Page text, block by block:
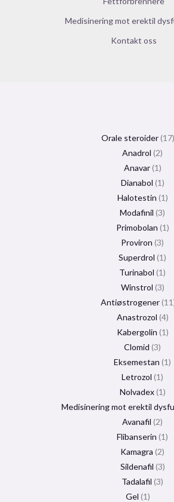
Medisinering mot erektil
Kontakt oss
Orale steroider 17
Anadrol 2
Anavar 1
Dianabol 1
Halotestin 1
Modafinil 3
Primobolan 1
Proviron 3
Superdrol 1
Turinabol 1
Winstrol 3
Antiøstrogener 11
Anastrozol 4
Kabergolin 1
Clomid 3
Eksemestan 1
Letrozol 1
Nolvadex 1
Medisinering mot erektil
Avanafil 2
Flibanserin 1
Kamagra 2
Sildenafil 3
Tadalafil 3
Gel 1